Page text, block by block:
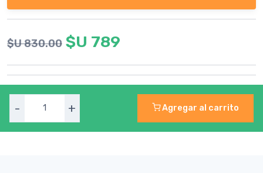
$U 830.00 $U 789
- + Agregar al carrito